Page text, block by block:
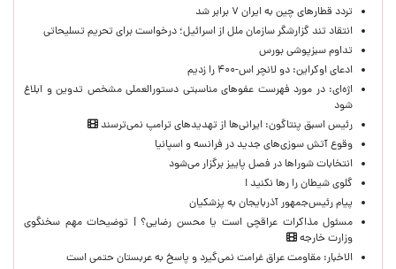
تردد قطارهای چین به ایران ۷ برابر شد
انتقاد تند گزارشگر سازمان ملل از اسرائیل؛ درخواست برای تحریم تسلیحاتی
تداوم سبزپوشی بورس
ادعای اوکراین: دو لانچر اس-۴۰۰ را زدیم
اژه‌ای: در مورد فهرست عفوهای مناسبتی دستورالعملی مشخص تدوین و ابلاغ
شود
رئیس اسبق پنتاگون: ایرانی‌ها از تهدیدهای ترامپ نمی‌ترسند
وقوع آتش سوزی‌های جدید در فرانسه و اسپانیا
انتخابات شوراها در فصل پاییز برگزار می‌شود
گلوی شیطان را رها نکنید !
پیام رئیس‌جمهور آذربایجان به پزشکیان
مسئول مذاکرات عراقچی است یا محسن رضایی؟ | توضیحات مهم سخنگوی
وزارت خارجه
الاخبار: مقاومت عراق غرامت نمی‌گیرد و پاسخ به عربستان حتمی است